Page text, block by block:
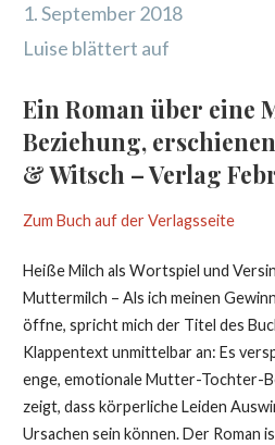
1. September 2018
Luise blättert auf
Ein Roman über eine
Beziehung,
& Witsch – Verlag
Zum Buch auf der Verlagsseite
Heiße Milch als Wortspiel und
Muttermilch – Als ich meinen
öffne, spricht mich der Titel des
Klappentext unmittelbar an: Es
enge, emotionale Mutter-Tochter-
zeigt, dass körperliche Leiden
Ursachen sein können. Der Roman